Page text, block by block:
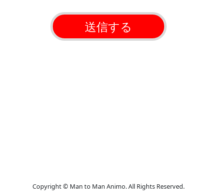
送信する
Copyright © Man to Man Animo. All Rights Reserved.